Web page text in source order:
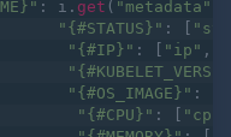
).get ( "name") ==
: i.get ("metadata"
"{#STATUS}"
: [
"{#IP}": [ "ip",i.
"{#OS_IMAGE}"
: [